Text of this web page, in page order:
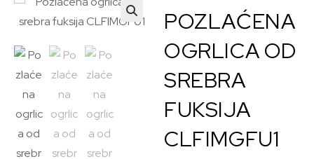
POZLAĆENA
OGRLICA OD
SREBRA
FUKSIJA
CLFIMGFU1